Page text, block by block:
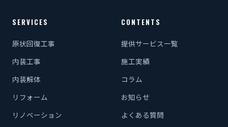
SERVICES
原状回復工事
内装工事
内装解体
リフォーム
リノベーション
CONTENTS
提供サービス一覧
施工実績
コラム
お知らせ
よくある質問